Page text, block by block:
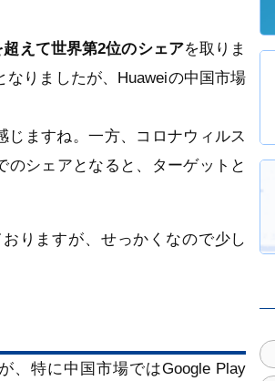
えて世界第2位のシェアを取りま
なりましたが、Huaweiの中国市場
じますね。一方、コロナウィルス
シェアとなると、ターゲットと
りますが、せっかくなので少し
、特に中国市場ではGoogle Play